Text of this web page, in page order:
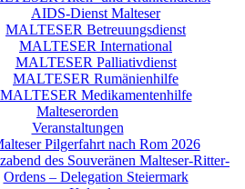
AIDS-Dienst Malteser
MALTESER Betreuungsdienst
MALTESER International
MALTESER Palliativdienst
MALTESER Rumänienhilfe
MALTESER Medikamentenhilfe
Malteserorden
Veranstaltungen
Pilgerfahrt nach Rom 2026
des Souveränen Malteser-Ritter-
Ordens – Delegation Steiermark